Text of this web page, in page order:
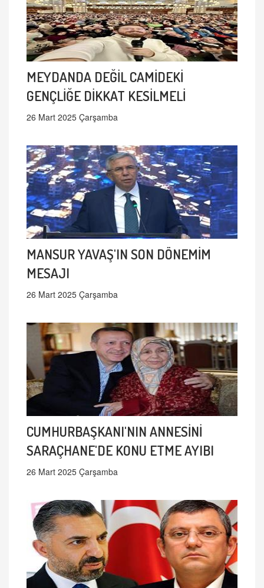
MEYDANDA DEĞİL CAMİDEKİ
GENÇLİĞE DİKKAT KESİLMELİ
26 Mart 2025 Çarşamba
MANSUR YAVAŞ'IN SON DÖNEMİM
MESAJI
26 Mart 2025 Çarşamba
CUMHURBAŞKANI'NIN ANNESİNİ
SARAÇHANE'DE KONU ETME AYIBI
26 Mart 2025 Çarşamba